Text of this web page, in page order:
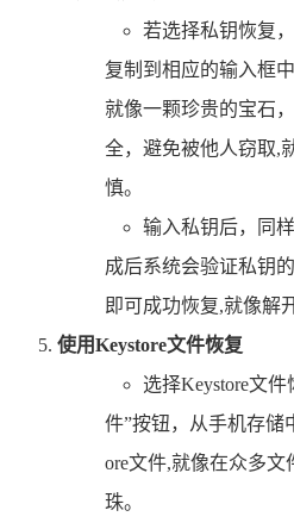
若选择私钥恢复
复制到相应的输入框
就像一颗珍贵的宝石
全，避免被他人窃取,
慎。
输入私钥后，同
成后系统会验证私钥
即可成功恢复,就像解
使用Keystore文件恢复
选择Keystore文
件”按钮，从手机存储
ore文件,就像在众多
珠。